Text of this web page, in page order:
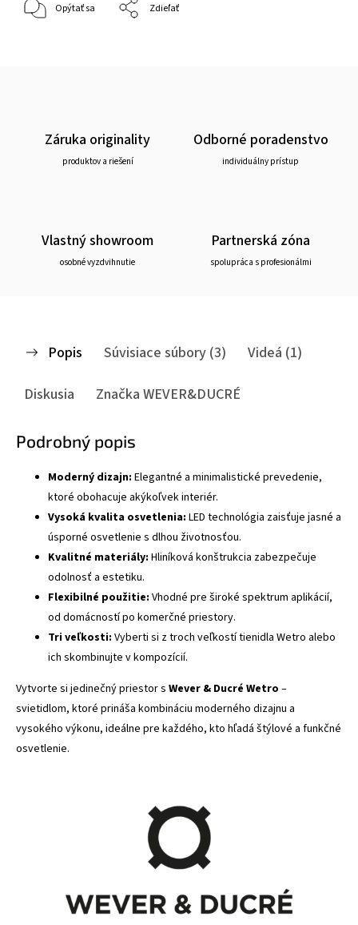
Opýtať sa Zdieľať
Záruka originality
produktov a riešení
Odborné poradenstvo
individuálny prístup
Vlastný showroom
osobné vyzdvihnutie
Partnerská zóna
spolupráca s profesionálmi
Popis Súvisiace súbory (3)
Videá (1)
Diskusia
ZnačkaWEVER&DUCRÉ
Podrobný popis
Moderný dizajn: Elegantné a minimalistické prevedenie,
ktoré obohacuje akýkoľvek interiér.
Vysoká kvalita osvetlenia: LED technológia zaisťuje jasné a
úsporné osvetlenie s dlhou životnosťou.
Kvalitné materiály: Hliníková konštrukcia zabezpečuje
odolnosť a estetiku.
Flexibilné použitie: Vhodné pre široké spektrum aplikácií,
od domácností po komerčné priestory.
Tri veľkosti: Vyberti si z troch veľkostí tienidla Wetro alebo
ich skombinujte v kompozícií.
Vytvorte si jedinečný priestor s Wever & Ducré Wetro –
svietidlom, ktoré prináša kombináciu moderného dizajnu a
vysokého výkonu, ideálne pre každého, kto hľadá štýlové a funkčné
osvetlenie.